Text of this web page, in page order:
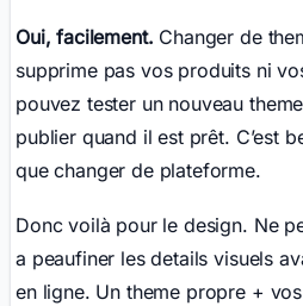
Oui, facilement. Changer de
supprime pas vos produits ni
pouvez tester un nouveau
publier quand il est prêt. C’est
que changer de plateforme.
Donc voilà pour le design. Ne
a peaufiner les details visuels
en ligne. Un theme propre +